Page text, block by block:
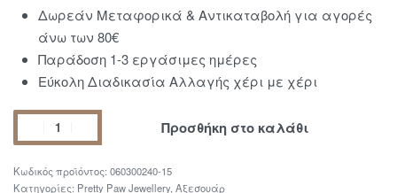
Δωρεάν Μεταφορικά & Αντικαταβολή για αγορές
άνω των 80€
Παράδοση 1-3 εργάσιμες ημέρες
Εύκολη Διαδικασία Αλλαγής χέρι με χέρι
Προσθήκη στο καλάθι
060300240-15
Κατηγορίες: Pretty Paw Jewellery, Αξεσουάρ